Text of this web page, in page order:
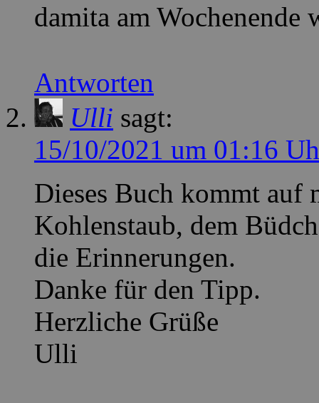
damita am Wochenende
Antworten
Ulli sagt:
15/10/2021 um 01:16
Dieses Buch kommt auf
Kohlenstaub, dem
die Erinnerungen.
Danke für den Tipp.
Herzliche Grüße
Ulli